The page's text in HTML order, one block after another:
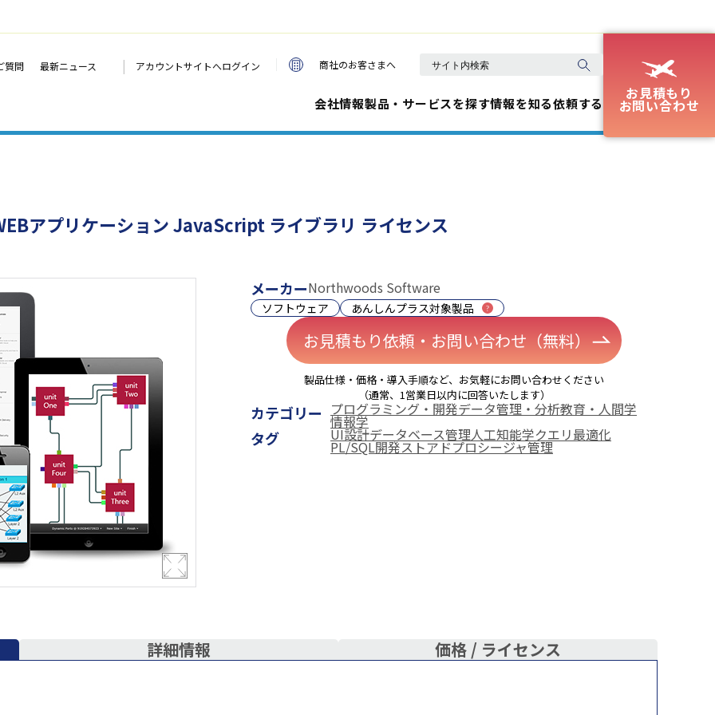
質問 最新ニュース | アカウントサイトへログイン 商社のお客さまへ
会社情報製品・サービスを探す情報を知る依頼する
お見積もり
お問い合わせ
アプリケーション JavaScript ライブラリ ライセンス
メーカーNorthwoods Software
ソフトウェア あんしんプラス対象製品
お見積もり依頼・お問い合わせ（無料）
製品仕様・価格・導入手順など、お気軽にお問い合わせください
（通常、1営業日以内に回答いたします）
カテゴリー プログラミング・開発データ管理・分析教育・人間学
情報学
タグ UI設計データベース管理人工知能学クエリ最適化
PL/SQL開発ストアドプロシージャ管理
詳細情報 価格 / ライセンス